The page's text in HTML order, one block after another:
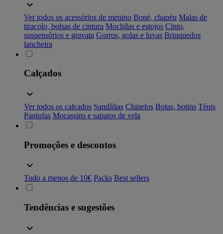
Ver todos os acessórios de menino Boné, chapéu Malas de
tiracolo, bolsas de cintura Mochilas e estojos Cinto,
suspensórios e gravata Gorros, golas e luvas Brinquedos
lancheira
Calçados
Ver todos os calçados Sandálias Chinelos Botas, botins Ténis
Pantufas Mocassins e sapatos de vela
Promoções e descontos
Tudo a menos de 10€ Packs Best sellers
Tendências e sugestões